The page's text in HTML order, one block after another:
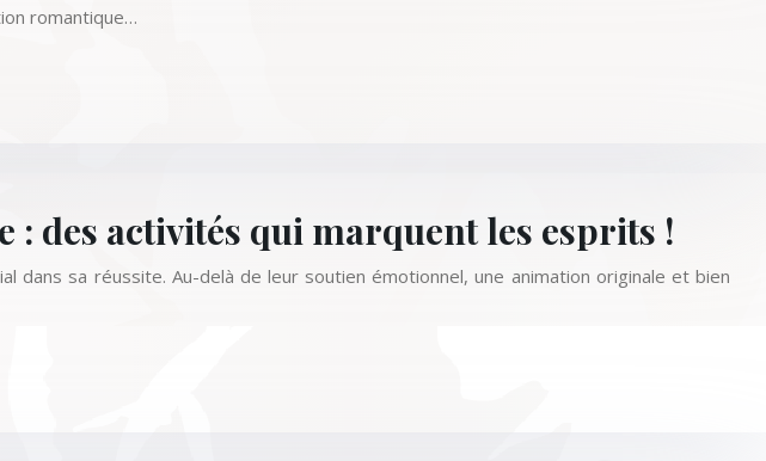
romantique…
: des activités qui marquent les esprits !
sa réussite. Au-delà de leur soutien émotionnel, une animation originale et bien